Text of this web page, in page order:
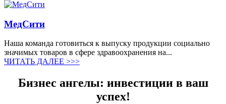
МедСити
Наша команда готовиться к выпуску продукции социально
значимых товаров в сфере здравоохранения на...
ЧИТАТЬ ДАЛЕЕ >>>
Бизнес ангелы: инвестиции в ваш
успех!